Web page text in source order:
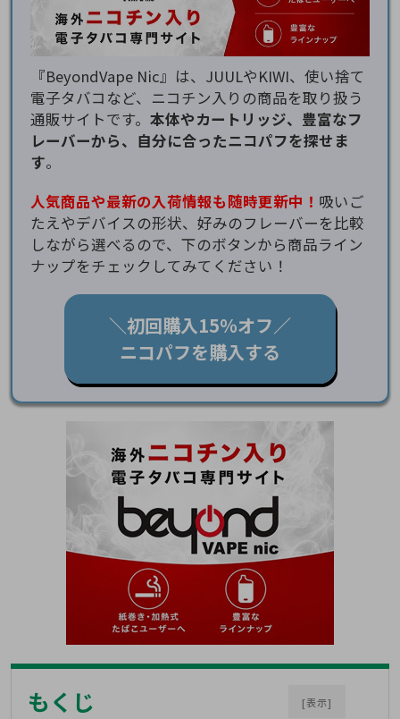
『BeyondVape Nic』は、JUULやKIWI、使い捨て
電子タバコなど、ニコチン入りの商品を取り扱う
通販サイトです。 本体やカートリッジ、豊富なフ
レーバーから、自分に合ったニコパフを探せま
す。
人気商品や最新の入荷情報も随時更新中！ 吸いご
たえやデバイスの形状、好みのフレーバーを比較
しながら選べるので、下のボタンから商品ライン
ナップをチェックしてみてください！
＼初回購入15％オフ／
ニコパフを購入する
もくじ [表示]